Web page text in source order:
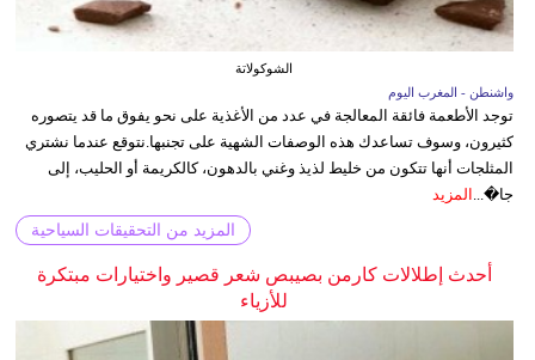
الشوكولاتة
واشنطن - المغرب اليوم
توجد الأطعمة فائقة المعالجة في عدد من الأغذية على نحو يفوق ما قد يتصوره
كثيرون، وسوف تساعدك هذه الوصفات الشهية على تجنبها.نتوقع عندما نشتري
المثلجات أنها تتكون من خليط لذيذ وغني بالدهون، كالكريمة أو الحليب، إلى
جا�... المزيد
المزيد من التحقيقات السياحية
أحدث إطلالات كارمن بصيبص شعر قصير واختيارات مبتكرة
للأزياء